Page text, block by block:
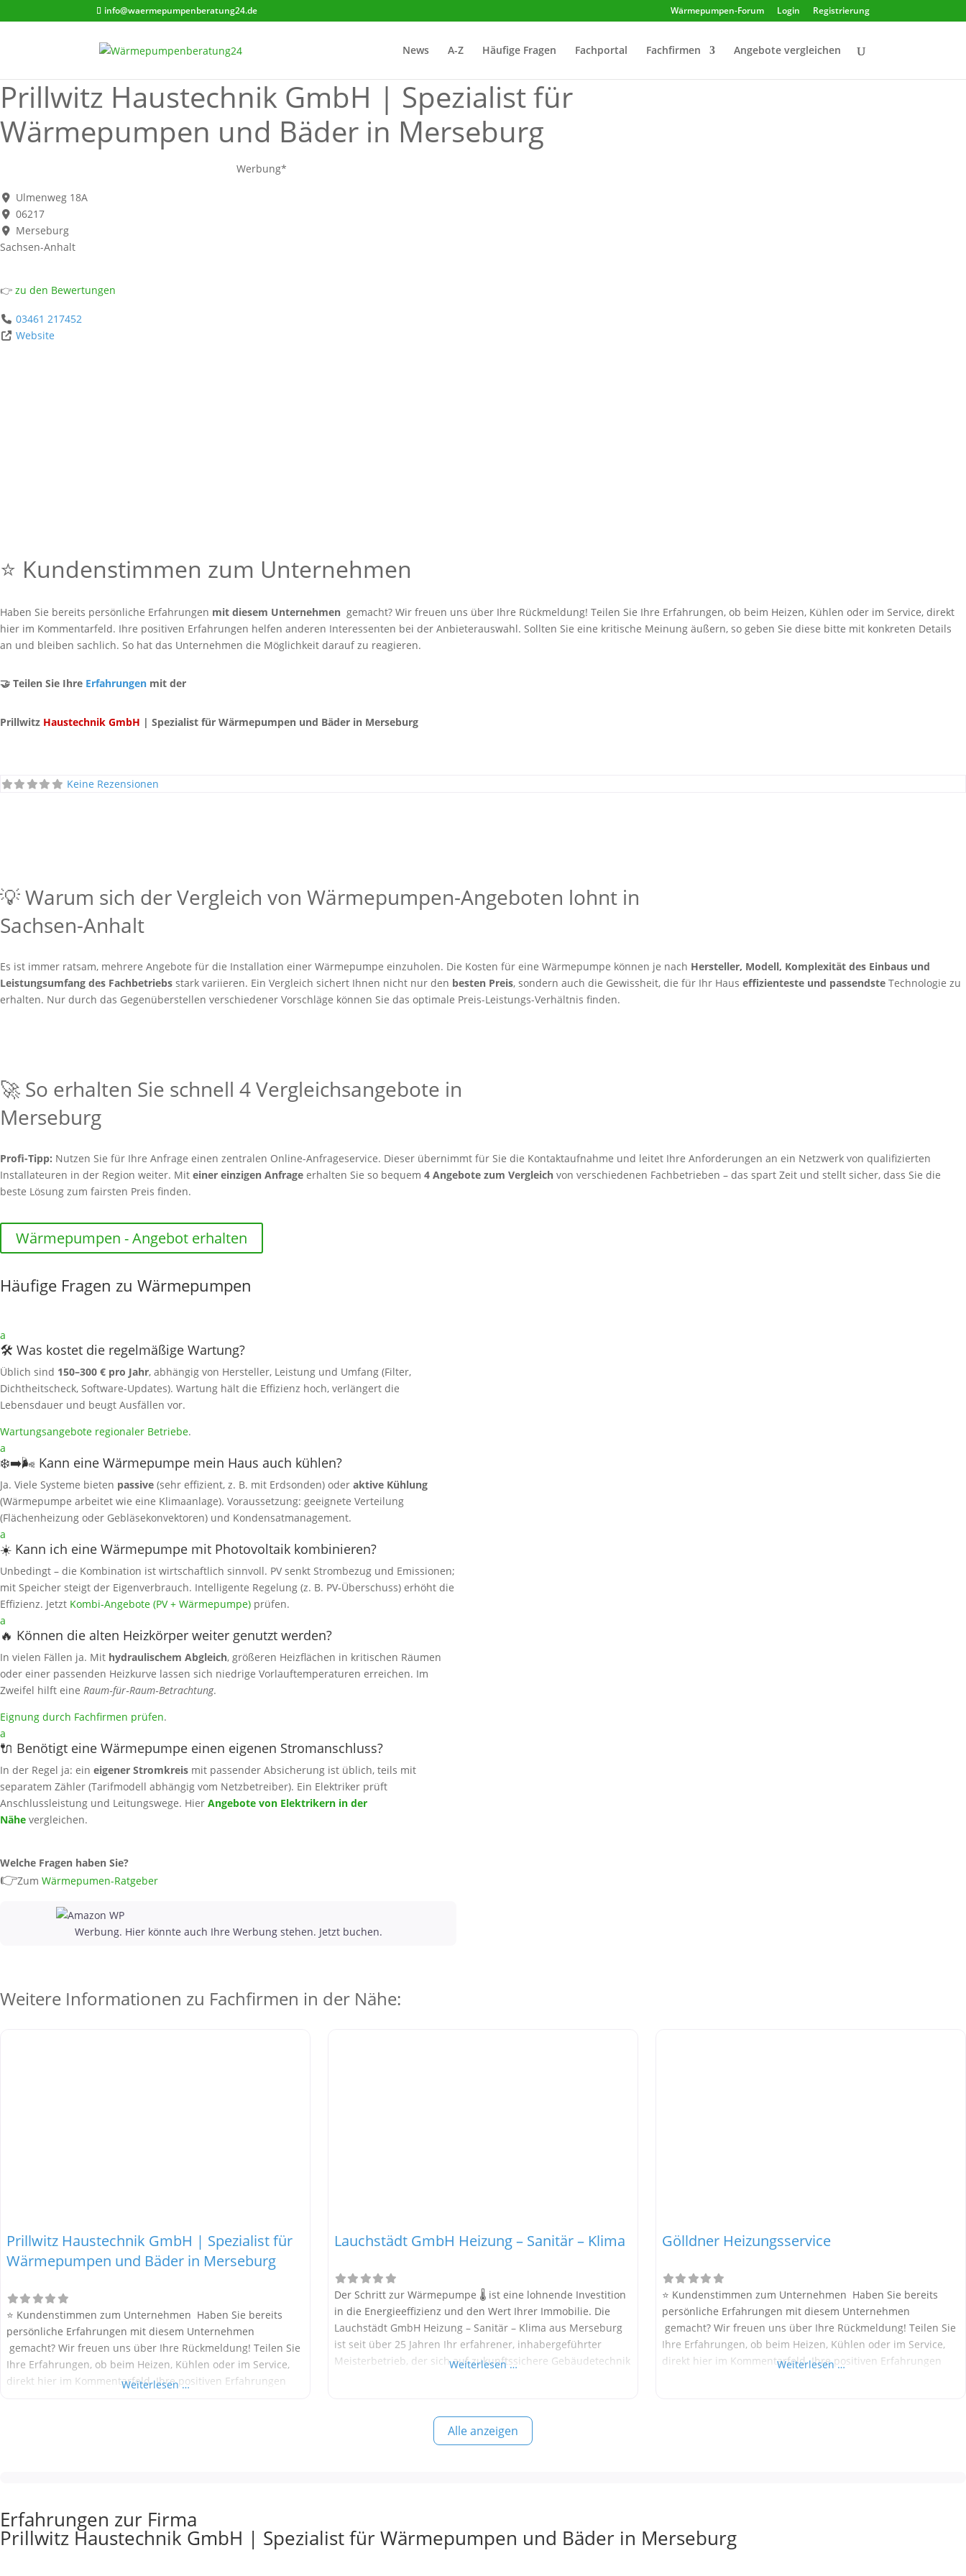
info@waermepumpenberatung24.de Wärmepumpen-Forum Login Registrierung
News A-Z Häufige Fragen Fachportal Fachfirmen Angebote vergleichen
Prillwitz Haustechnik GmbH | Spezialist für
Wärmepumpen und Bäder in Merseburg
Werbung*
Ulmenweg 18A
06217
Merseburg
Sachsen-Anhalt
👉 zu den Bewertungen
03461 217452
Website
⭐ Kundenstimmen zum Unternehmen
Haben Sie bereits persönliche Erfahrungen mit diesem Unternehmen gemacht? Wir freuen uns über Ihre Rückmeldung! Teilen Sie Ihre Erfahrungen, ob beim Heizen, Kühlen oder im Service, direkt
hier im Kommentarfeld. Ihre positiven Erfahrungen helfen anderen Interessenten bei der Anbieterauswahl. Sollten Sie eine kritische Meinung äußern, so geben Sie diese bitte mit konkreten Details
an und bleiben sachlich. So hat das Unternehmen die Möglichkeit darauf zu reagieren.
🤝 Teilen Sie Ihre Erfahrungen mit der
Prillwitz Haustechnik GmbH | Spezialist für Wärmepumpen und Bäder in Merseburg
Keine Rezensionen
💡 Warum sich der Vergleich von Wärmepumpen-Angeboten lohnt in
Sachsen-Anhalt
Es ist immer ratsam, mehrere Angebote für die Installation einer Wärmepumpe einzuholen. Die Kosten für eine Wärmepumpe können je nach Hersteller, Modell, Komplexität des Einbaus und
Leistungsumfang des Fachbetriebs stark variieren. Ein Vergleich sichert Ihnen nicht nur den besten Preis, sondern auch die Gewissheit, die für Ihr Haus effizienteste und passendste Technologie zu
erhalten. Nur durch das Gegenüberstellen verschiedener Vorschläge können Sie das optimale Preis-Leistungs-Verhältnis finden.
🚀 So erhalten Sie schnell 4 Vergleichsangebote in
Merseburg
Profi-Tipp: Nutzen Sie für Ihre Anfrage einen zentralen Online-Anfrageservice. Dieser übernimmt für Sie die Kontaktaufnahme und leitet Ihre Anforderungen an ein Netzwerk von qualifizierten
Installateuren in der Region weiter. Mit einer einzigen Anfrage erhalten Sie so bequem 4 Angebote zum Vergleich von verschiedenen Fachbetrieben – das spart Zeit und stellt sicher, dass Sie die
beste Lösung zum fairsten Preis finden.
Wärmepumpen - Angebot erhalten
Häufige Fragen zu Wärmepumpen
a
🛠️ Was kostet die regelmäßige Wartung?
Üblich sind 150–300 € pro Jahr, abhängig von Hersteller, Leistung und Umfang (Filter,
Dichtheitscheck, Software‑Updates). Wartung hält die Effizienz hoch, verlängert die
Lebensdauer und beugt Ausfällen vor.
Wartungsangebote regionaler Betriebe.
a
❄️➡️🌬️ Kann eine Wärmepumpe mein Haus auch kühlen?
Ja. Viele Systeme bieten passive (sehr effizient, z. B. mit Erdsonden) oder aktive Kühlung
(Wärmepumpe arbeitet wie eine Klimaanlage). Voraussetzung: geeignete Verteilung
(Flächenheizung oder Gebläsekonvektoren) und Kondensatmanagement.
a
☀️ Kann ich eine Wärmepumpe mit Photovoltaik kombinieren?
Unbedingt – die Kombination ist wirtschaftlich sinnvoll. PV senkt Strombezug und Emissionen;
mit Speicher steigt der Eigenverbrauch. Intelligente Regelung (z. B. PV‑Überschuss) erhöht die
Effizienz. Jetzt Kombi‑Angebote (PV + Wärmepumpe) prüfen.
a
🔥 Können die alten Heizkörper weiter genutzt werden?
In vielen Fällen ja. Mit hydraulischem Abgleich, größeren Heizflächen in kritischen Räumen
oder einer passenden Heizkurve lassen sich niedrige Vorlauftemperaturen erreichen. Im
Zweifel hilft eine Raum‑für‑Raum‑Betrachtung.
Eignung durch Fachfirmen prüfen.
a
🔌 Benötigt eine Wärmepumpe einen eigenen Stromanschluss?
In der Regel ja: ein eigener Stromkreis mit passender Absicherung ist üblich, teils mit
separatem Zähler (Tarifmodell abhängig vom Netzbetreiber). Ein Elektriker prüft
Anschlussleistung und Leitungswege. Hier Angebote von Elektrikern in der
Nähe vergleichen.
Welche Fragen haben Sie?
👉Zum Wärmepumen-Ratgeber
Werbung. Hier könnte auch Ihre Werbung stehen. Jetzt buchen.
Weitere Informationen zu Fachfirmen in der Nähe:
Prillwitz Haustechnik GmbH | Spezialist für
Wärmepumpen und Bäder in Merseburg
⭐ Kundenstimmen zum Unternehmen Haben Sie bereits
persönliche Erfahrungen mit diesem Unternehmen
gemacht? Wir freuen uns über Ihre Rückmeldung! Teilen Sie
Ihre Erfahrungen, ob beim Heizen, Kühlen oder im Service,
direkt hier im Kommentarfeld. Ihre positiven Erfahrungen
Weiterlesen …
Lauchstädt GmbH Heizung – Sanitär – Klima
Der Schritt zur Wärmepumpe 🌡️ ist eine lohnende Investition
in die Energieeffizienz und den Wert Ihrer Immobilie. Die
Lauchstädt GmbH Heizung – Sanitär – Klima aus Merseburg
ist seit über 25 Jahren Ihr erfahrener, inhabergeführter
Meisterbetrieb, der sich auf zukunftssichere Gebäudetechnik
Weiterlesen …
Gölldner Heizungsservice
⭐ Kundenstimmen zum Unternehmen Haben Sie bereits
persönliche Erfahrungen mit diesem Unternehmen
gemacht? Wir freuen uns über Ihre Rückmeldung! Teilen Sie
Ihre Erfahrungen, ob beim Heizen, Kühlen oder im Service,
direkt hier im Kommentarfeld. Ihre positiven Erfahrungen
Weiterlesen …
Alle anzeigen
Erfahrungen zur Firma
Prillwitz Haustechnik GmbH | Spezialist für Wärmepumpen und Bäder in Merseburg